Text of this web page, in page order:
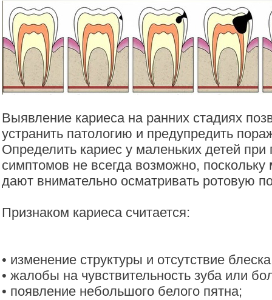
Выявление кариеса на ранних стадиях
устранить патологию и предупредить
Определить кариес у маленьких детей
симптомов не всегда возможно, поскольку
дают внимательно осматривать ротовую
Признаком кариеса считается:
• изменение структуры и отсутствие
• жалобы на чувствительность зуба или
• появление небольшого белого пятна;